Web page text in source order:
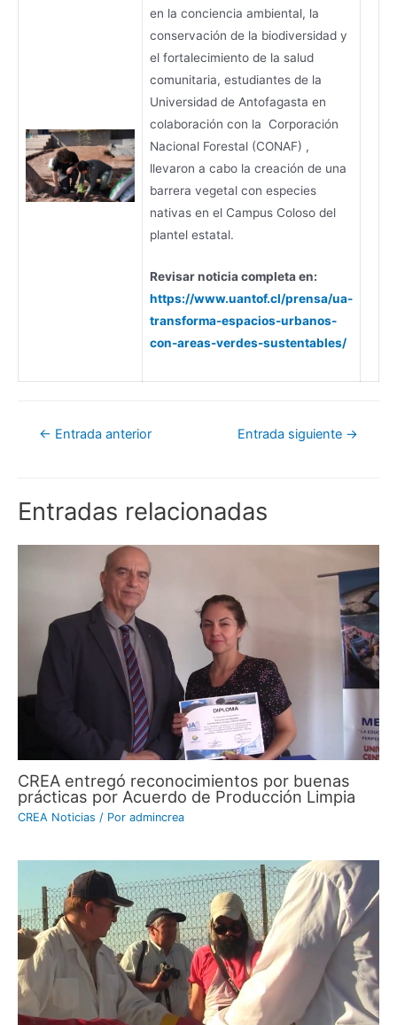
en la conciencia ambiental, la
conservación de la biodiversidad y
el fortalecimiento de la salud
comunitaria, estudiantes de la
Universidad de Antofagasta en
colaboración con la Corporación
Nacional Forestal (CONAF) ,
llevaron a cabo la creación de una
barrera vegetal con especies
nativas en el Campus Coloso del
plantel estatal.
Revisar noticia completa en:
https://www.uantof.cl/prensa/ua-
transforma-espacios-urbanos-
con-areas-verdes-sustentables/
← Entrada anterior Entrada siguiente →
Entradas relacionadas
CREA entregó reconocimientos por buenas
prácticas por Acuerdo de Producción Limpia
CREA Noticias / Por admincrea